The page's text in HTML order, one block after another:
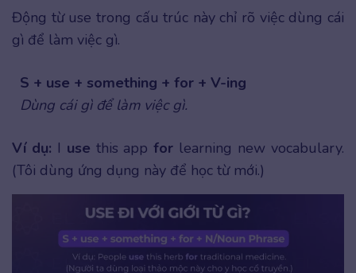
Động từ use trong cấu trúc này chỉ rõ việc dùng cái
gì để làm việc gì.
S + use + something + for + V-ing
Dùng cái gì để làm việc gì.
Ví dụ: I use this appfor learning new vocabulary.
(Tôi dùng ứng dụng này để học từ mới.)